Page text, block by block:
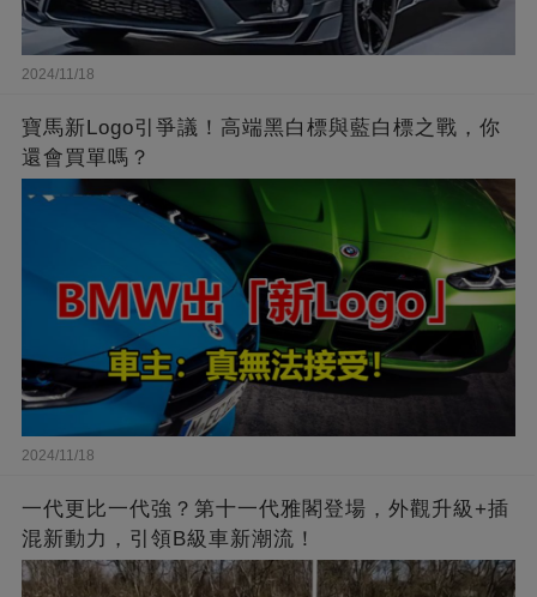
2024/11/18
寶馬新Logo引爭議！高端黑白標與藍白標之戰，你
還會買單嗎？
2024/11/18
一代更比一代強？第十一代雅閣登場，外觀升級+插
混新動力，引領B級車新潮流！